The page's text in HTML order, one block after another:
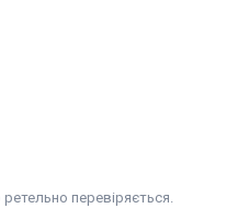
перевіряється.